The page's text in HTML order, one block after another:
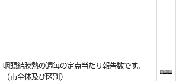
咽頭結膜熱の週毎の定点当たり報告数です。
（市全体及び区別）